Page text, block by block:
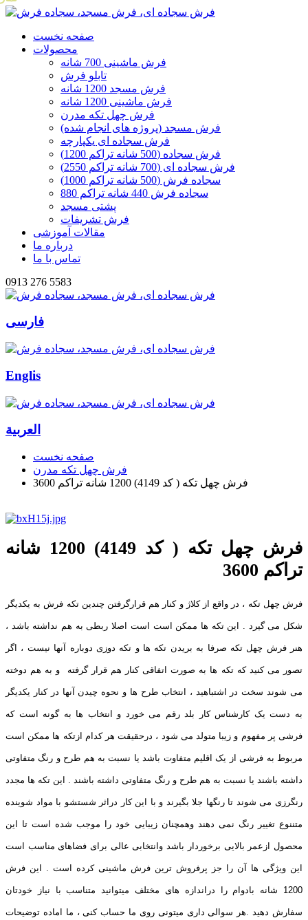
صفحه نخست
محصولات
فرش ماشینی 700 شانه
تابلو فرش
فرش مسجد 1200 شانه
فرش ماشینی 1200 شانه
فرش چهل تکه مدرن
فرش مسجد (پروژه های انجام شده)
فرش سجاده ای یکپارچه
فرش سجاده (500 شانه تراکم 1200)
فرش سجاده ای (700 شانه تراکم 2550)
سجاده فرش (500 شانه تراکم 1000)
سجاده فرش 440 شانه تراکم 880
پشتی مسجد
فرش تشریفات
مقالات آموزشی
درباره ما
تماس با ما
0913 276 5583
فارسی
Englis
العربیة
صفحه نخست
فرش چهل تکه مدرن
فرش چهل تکه ( کد 4149) 1200 شانه تراکم 3600
فرش چهل تکه ( کد 4149) 1200 شانه
تراکم 3600
فرش چهل تکه ، در واقع از کلاژ و کنار هم قرارگرفتن چندین تکه فرش به یکدیگر
شکل می گیرد . این تکه ها ممکن است است اصلا ربطی به هم نداشته باشد ،
هنر فرش چهل تکه صرفا به بریدن تکه ها و تکه دوزی دوباره آنها نیست ، اگر
تصور می کنید که تکه ها به صورت اتفاقی کنار هم قرار گرفته و به هم دوخته
می شوند سخت در اشتباهید ، انتخاب طرح ها و نحوه چیدن آنها در کنار یکدیگر
به دست یک کارشناس کار بلد رقم می خورد و انتخاب ها به گونه است که
فرشی پر مفهوم و زیبا متولد می شود ، درحقیقت هر کدام ازتکه ها ممکن است
مربوط به فرشی از یک اقلیم متفاوت باشد یا نسبت به هم طرح و رنگ متفاوتی
داشته باشند یا نسبت به هم طرح و رنگ متفاوتی داشته باشند . این تکه ها مجدد
رنگرزی می شوند تا رنگها جلا بگیرند و با این کار دراثر شستشو با مواد شوینده
متننوع تغییر رنگ نمی دهند وهمچنان زیبایی خود را موجب شده است تا این
محصول ازعمر بالایی برخوردار باشد وانتخابی عالی برای فضاهای مناسب است
این ویژگی ها آن را جز پرفروش ترین فرش ماشینی کرده است . این فرش
1200 شانه بادوام را دراندازه های مختلف میتوانید متناسب با نیاز خودتان
سفارش دهید .هر سوالی داری میتونی روی ما حساب کنی ، ما اماده توضیحات